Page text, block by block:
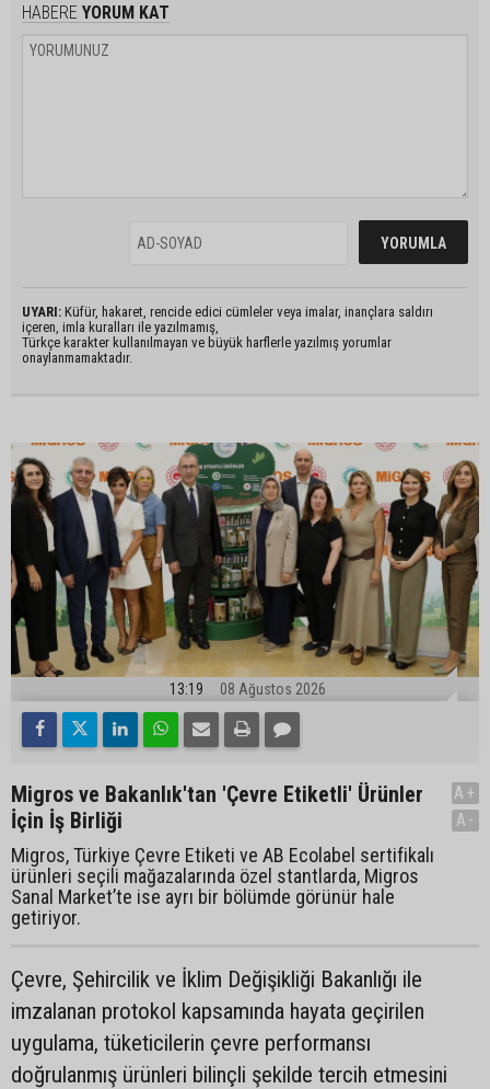
HABERE YORUM KAT
UYARI: Küfür, hakaret, rencide edici cümleler veya imalar, inançlara saldırı
içeren, imla kuralları ile yazılmamış,
Türkçe karakter kullanılmayan ve büyük harflerle yazılmış yorumlar
onaylanmamaktadır.
13:19 08 Ağustos 2026
Migros ve Bakanlık'tan 'Çevre Etiketli' Ürünler
İçin İş Birliği
Migros, Türkiye Çevre Etiketi ve AB Ecolabel sertifikalı
ürünleri seçili mağazalarında özel stantlarda, Migros
Sanal Market’te ise ayrı bir bölümde görünür hale
getiriyor.
A+
A-
Çevre, Şehircilik ve İklim Değişikliği Bakanlığı ile
imzalanan protokol kapsamında hayata geçirilen
uygulama, tüketicilerin çevre performansı
doğrulanmış ürünleri bilinçli şekilde tercih etmesini